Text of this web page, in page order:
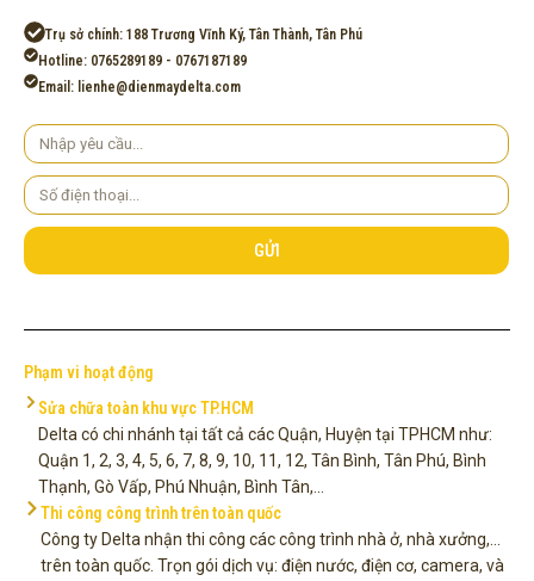
Trụ sở chính: 188 Trương Vĩnh Ký, Tân Thành, Tân Phú
Hotline: 0765289189 - 0767187189
Email: lienhe@dienmaydelta.com
Yêu
cầu
Số
điện
thoại
GỬI
Phạm vi hoạt động
Sửa chữa toàn khu vực TP.HCM
Delta có chi nhánh tại tất cả các Quận, Huyện tại TPHCM như:
Quận 1, 2, 3, 4, 5, 6, 7, 8, 9, 10, 11, 12, Tân Bình, Tân Phú, Bình
Thạnh, Gò Vấp, Phú Nhuận, Bình Tân,...
Thi công công trình trên toàn quốc
Công ty Delta nhận thi công các công trình nhà ở, nhà xưởng,...
trên toàn quốc. Trọn gói dịch vụ: điện nước, điện cơ, camera, và